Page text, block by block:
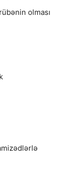
olması